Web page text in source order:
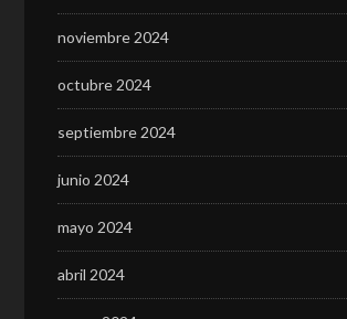
noviembre 2024
octubre 2024
septiembre 2024
junio 2024
mayo 2024
abril 2024